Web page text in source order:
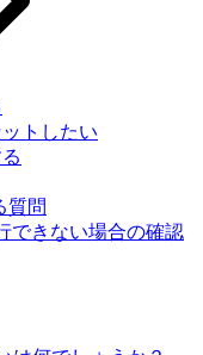
トしたい
質問
できない場合の確認